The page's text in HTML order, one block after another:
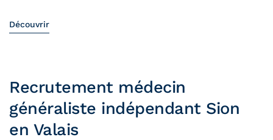
Découvrir
Recrutement médecin
généraliste indépendant Sion
en Valais